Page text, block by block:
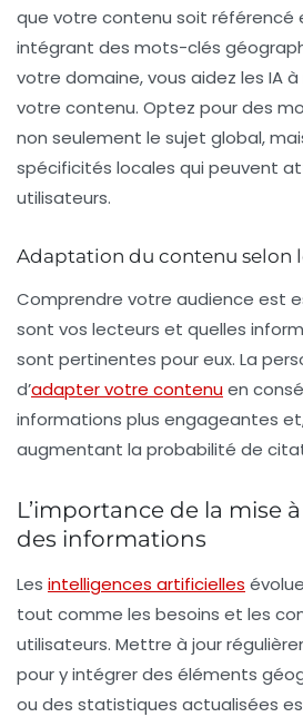
que votre contenu soit référencé
intégrant des mots-clés
votre domaine, vous aidez les IA
votre contenu. Optez pour des
non seulement le sujet global,
spécificités locales qui peuvent
utilisateurs.
Adaptation du contenu selon
Comprendre votre audience est
sont vos lecteurs et quelles
sont pertinentes pour eux. La
d’adapter votre contenuen
informations plus engageantes
augmentant la probabilité de
L’importance de la mise
des informations
Les intelligences artificielles
tout comme les besoins et les
utilisateurs. Mettre à jour
pour y intégrer des éléments
ou des statistiques actualisées